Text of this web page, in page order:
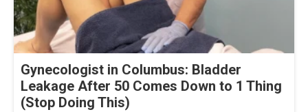
Gynecologist in Columbus: Bladder
Leakage After 50 Comes Down to 1 Thing
(Stop Doing This)